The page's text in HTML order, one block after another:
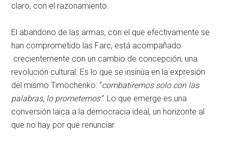
claro, con el razonamiento.
El abandono de las armas, con el que efectivamente se
han comprometido las Farc, está acompañado
crecientemente con un cambio de concepción, una
revolución cultural. Es lo que se insinúa en la expresión
del mismo Timochenko: “combatiremos solo con las
palabras, lo prometemos”. Lo que emerge es una
conversión laica a la democracia ideal, un horizonte al
que no hay por qué renunciar.